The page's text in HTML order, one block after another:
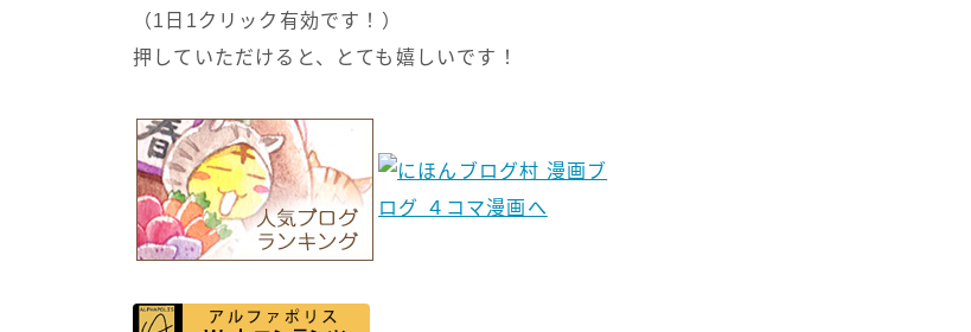
（1日1クリック有効です！）
押していただけると、とても嬉しいです！